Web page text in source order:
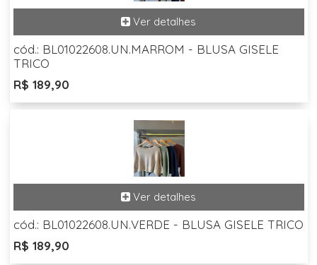
cód.: BL01022608.UN.MARROM - BLUSA GISELE
TRICO
R$ 189,90
cód.: BL01022608.UN.VERDE - BLUSA GISELE TRICO
R$ 189,90